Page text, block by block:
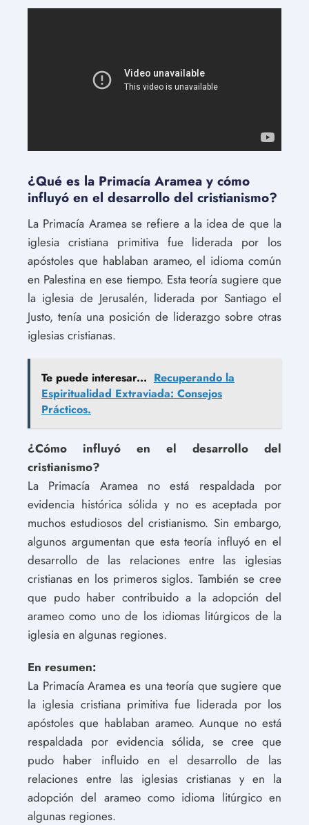
¿Qué es la Primacía Aramea y cómo
influyó en el desarrollo del cristianismo?
La Primacía Aramea se refiere a la idea de que la
iglesia cristiana primitiva fue liderada por los
apóstoles que hablaban arameo, el idioma común
en Palestina en ese tiempo. Esta teoría sugiere que
la iglesia de Jerusalén, liderada por Santiago el
Justo, tenía una posición de liderazgo sobre otras
iglesias cristianas.
Te puede interesar... Recuperando la
Espiritualidad Extraviada: Consejos
Prácticos.
¿Cómo influyó en el desarrollo del
cristianismo?
La Primacía Aramea no está respaldada por
evidencia histórica sólida y no es aceptada por
muchos estudiosos del cristianismo. Sin embargo,
algunos argumentan que esta teoría influyó en el
desarrollo de las relaciones entre las iglesias
cristianas en los primeros siglos. También se cree
que pudo haber contribuido a la adopción del
arameo como uno de los idiomas litúrgicos de la
iglesia en algunas regiones.
En resumen:
La Primacía Aramea es una teoría que sugiere que
la iglesia cristiana primitiva fue liderada por los
apóstoles que hablaban arameo. Aunque no está
respaldada por evidencia sólida, se cree que
pudo haber influido en el desarrollo de las
relaciones entre las iglesias cristianas y en la
adopción del arameo como idioma litúrgico en
algunas regiones.